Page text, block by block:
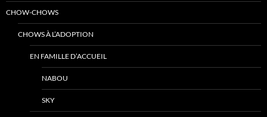
CHOW-CHOWS
CHOWS À L’ADOPTION
EN FAMILLE D’ACCUEIL
NABOU
SKY